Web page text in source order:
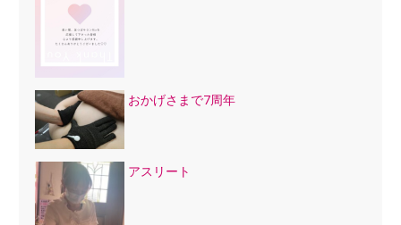
おかげさまで7周年
アスリート